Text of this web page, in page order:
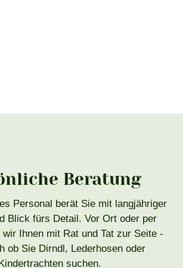
Beratung
Personal berät Sie mit langjähriger
Blick fürs Detail. Vor Ort oder per
wir Ihnen mit Rat und Tat zur Seite -
ob Sie Dirndl, Lederhosen oder
suchen.